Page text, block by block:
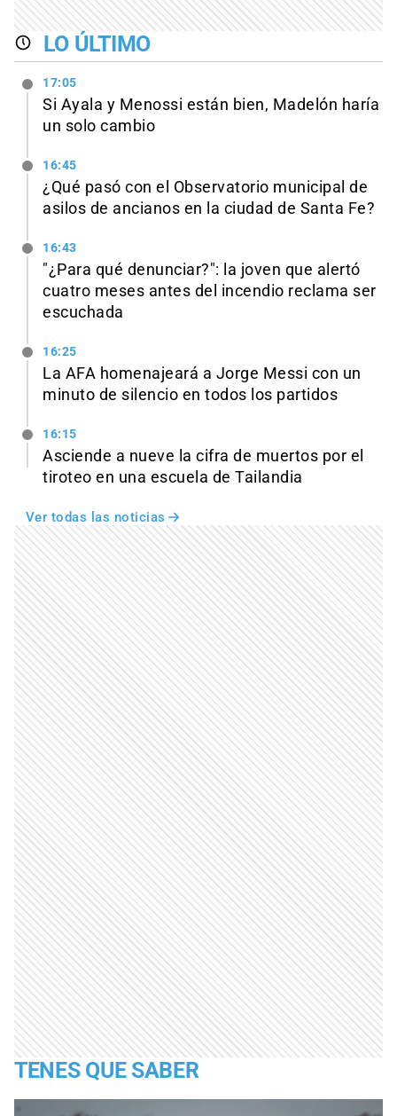
LO ÚLTIMO
17:05
Si Ayala y Menossi están bien, Madelón haría
un solo cambio
16:45
¿Qué pasó con el Observatorio municipal de
asilos de ancianos en la ciudad de Santa Fe?
16:43
"¿Para qué denunciar?": la joven que alertó
cuatro meses antes del incendio reclama ser
escuchada
16:25
La AFA homenajeará a Jorge Messi con un
minuto de silencio en todos los partidos
16:15
Asciende a nueve la cifra de muertos por el
tiroteo en una escuela de Tailandia
Ver todas las noticias
TENES QUE SABER